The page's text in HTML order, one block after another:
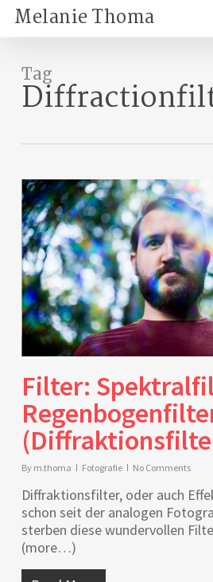
Skip
main
Melanie Thoma
Tag
Filter:
By m.thoma Fotografie No Comments
Diffraktionsfilter, oder auch
schon seit der analogen
sterben diese wundervollen
(more…)